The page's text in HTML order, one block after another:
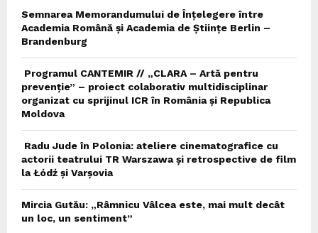
Semnarea Memorandumului de Înțelegere între
Academia Română și Academia de Științe Berlin –
Brandenburg
Programul CANTEMIR // „CLARA – Artă pentru
prevenție” – proiect colaborativ multidisciplinar
organizat cu sprijinul ICR în România și Republica
Moldova
Radu Jude în Polonia: ateliere cinematografice cu
actorii teatrului TR Warszawa și retrospective de film
la Łódź și Varșovia
Mircia Gutău: „Râmnicu Vâlcea este, mai mult decât
un loc, un sentiment”